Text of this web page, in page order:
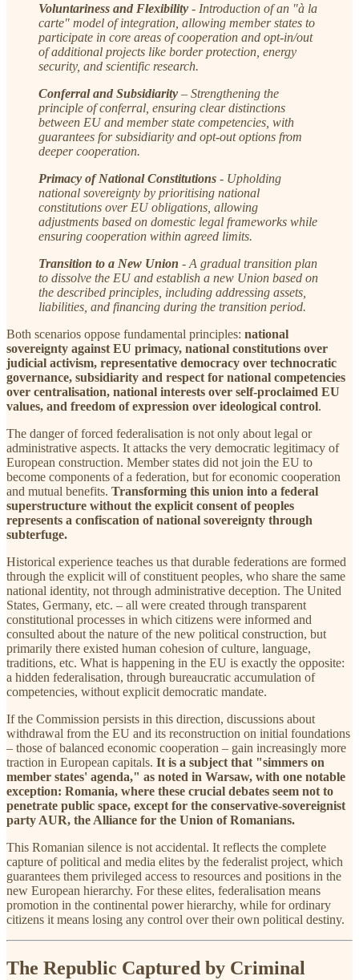
Voluntariness and Flexibility - Introduction of an "à la
carte" model of integration, allowing member states to
participate in core areas of cooperation and opt-in/out
of additional projects like border protection, energy
security, and scientific research.
Conferral and Subsidiarity – Strengthening the
principle of conferral, ensuring clear distinctions
between EU and member state competencies, with
guarantees for subsidiarity and opt-out options from
deeper cooperation.
Primacy of National Constitutions - Upholding
national sovereignty by prioritising national
constitutions over EU obligations, allowing
adjustments based on domestic legal frameworks while
ensuring cooperation within agreed limits.
Transition to a New Union - A gradual transition plan
to dissolve the EU and establish a new Union based on
the described principles, including addressing assets,
liabilities, and financing during the transition period.
Both scenarios oppose fundamental principles: national
sovereignty against EU primacy, national constitutions over
judicial activism, representative democracy over technocratic
governance, subsidiarity and respect for national competencies
over centralisation, national interests over self-proclaimed EU
values, and freedom of expression over ideological control.
The danger of forced federalisation is not only about legal or
administrative aspects. It attacks the very democratic legitimacy of
European construction. Member states did not join the EU to
become components of a federation, but for economic cooperation
and mutual benefits. Transforming this union into a federal
superstructure without the explicit consent of peoples
represents a confiscation of national sovereignty through
subterfuge.
Historical experience teaches us that durable federations are formed
through the explicit will of constituent peoples, who share the same
national identity, not through administrative deception. The United
States, Germany, etc. – all were created through transparent
constitutional processes in which citizens were informed and
consulted about the nature of the new political construction, but
primarily there existed human cohesion of culture, language,
traditions, etc. What is happening in the EU is exactly the opposite:
a hidden federalisation, through bureaucratic accumulation of
competencies, without explicit democratic mandate.
If the Commission persists in this direction, discussions about
withdrawal from the EU and its reconstruction on initial foundations
– those of balanced economic cooperation – gain increasingly more
traction in European capitals. It is a subject that "simmers on
member states' agenda," as noted in Warsaw, with one notable
exception: Romania, where these crucial debates seem not to
penetrate public space, except for the conservative-sovereignist
party AUR, the Alliance for the Union of Romanians.
This Romanian silence is not accidental. It reflects the complete
capture of political and media elites by the federalist project, which
guarantees them privileged access to resources and positions in the
new European hierarchy. For these elites, federalisation means
promotion in the continental power hierarchy, while for ordinary
citizens it means losing any control over their own political destiny.
The Republic Captured by Criminal